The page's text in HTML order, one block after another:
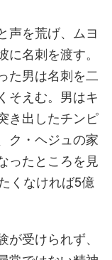
声を荒げ、ムヨ
名刺を渡す。
た男は名刺を二
そえむ。男はキ
き出したチンピ
ク・ヘジュの家
ったところを見
くなければ5億
受けられず、